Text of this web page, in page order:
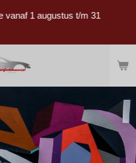
vanaf 1 augustus t/m 31